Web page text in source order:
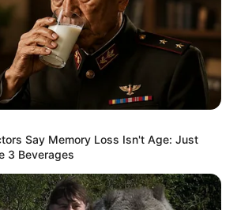
Say Memory Loss Isn't Age: Just
3 Beverages